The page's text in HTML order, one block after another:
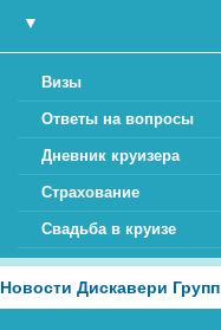
▼
Визы
Ответы на вопросы
Дневник круизера
Страхование
Свадьба в круизе
Новости Дискавери Групп